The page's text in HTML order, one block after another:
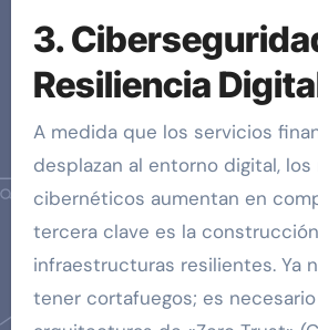
3.
Resiliencia
A medida que los servicios
desplazan al entorno digital, los
cibernéticos aumentan en
tercera clave es la
infraestructuras resilientes. Ya
tener cortafuegos; es